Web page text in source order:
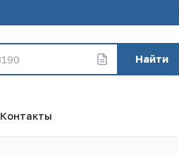
Найти
Контакты